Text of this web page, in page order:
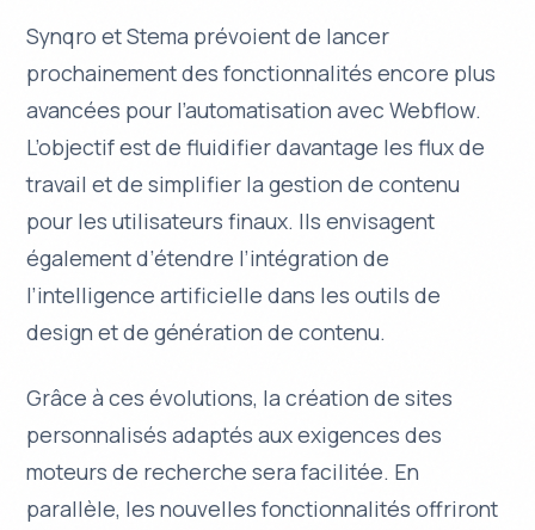
Synqro et Stema prévoient de lancer
prochainement des fonctionnalités encore plus
avancées pour l’automatisation avec Webflow.
L’objectif est defluidifierdavantage les flux de
travail et de simplifier la gestion de contenu
pour les utilisateurs finaux. Ils envisagent
également d’étendre l’intégration de
l’intelligence artificielle dans les outils de
design et de génération de contenu.
Grâce à ces évolutions, la création de sites
personnalisés adaptés aux exigences des
moteurs de recherche sera facilitée. En
parallèle, les nouvelles fonctionnalités offriront